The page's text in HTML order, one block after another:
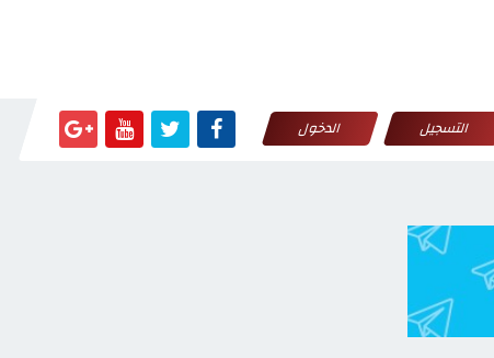
التسجيل الدخول